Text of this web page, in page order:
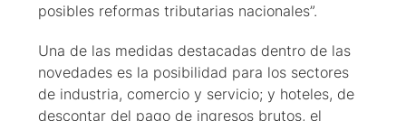
posibles reformas tributarias nacionales”.
Una de las medidas destacadas dentro de las
novedades es la posibilidad para los sectores
de industria, comercio y servicio; y hoteles, de
descontar del pago de ingresos brutos, el